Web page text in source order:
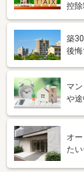
控
築
後
マ
や
オ
た